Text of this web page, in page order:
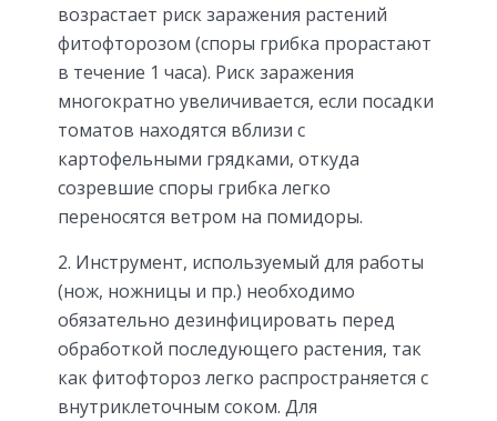
возрастает риск заражения растений
фитофторозом (споры грибка прорастают
в течение 1 часа). Риск заражения
многократно увеличивается, если посадки
томатов находятся вблизи с
картофельными грядками, откуда
созревшие споры грибка легко
переносятся ветром на помидоры.
2. Инструмент, используемый для работы
(нож, ножницы и пр.) необходимо
обязательно дезинфицировать перед
обработкой последующего растения, так
как фитофтороз легко распространяется с
внутриклеточным соком. Для